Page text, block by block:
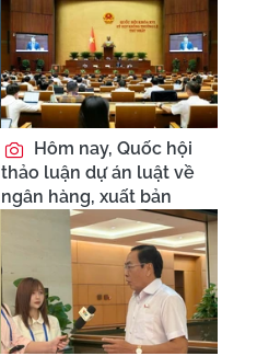
Hôm nay, Quốc hội
thảo luận dự án luật về
ngân hàng, xuất bản